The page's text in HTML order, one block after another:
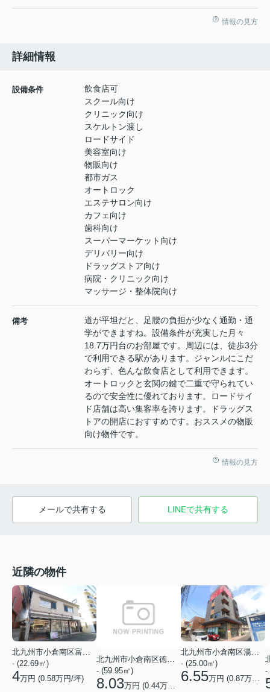
情報の見方
詳細情報
設備条件
飲食店可
スクール向け
クリニック向け
スケルトン渡し
ロードサイド
美容室向け
物販向け
都市ガス
オートロック
エステサロン向け
カフェ向け
歯科向け
スーパーマーケット向け
デリバリー向け
ドラッグストア向け
病院・クリニック向け
マッサージ・整体院向け
備考
道が平坦だと、足腰の負担が少なく通勤・通
学ができますね。設備条件が充実した月々
18.7万円台のお部屋です。周辺には、徒歩3分
で利用できる駅があります。ジャンルにこだ
わらず、色んな飲食店として利用できます。
オートロックと玄関の鍵で二重で守られてい
るので安全性に優れております。ロードサイ
ド店舗は高い集客率を誇ります。ドラッグス
トアの開店におすすめです。おススメの物販
向け物件です。
情報の見方
メールで共有する LINEで共有する
近隣の物件
- (22.69㎡)
4万円 (0.58万円/坪)
- (59.95㎡)
8.03万円 (0.44万円/坪)
- (25.00㎡)
6.55万円 (0.87万円/坪)
-